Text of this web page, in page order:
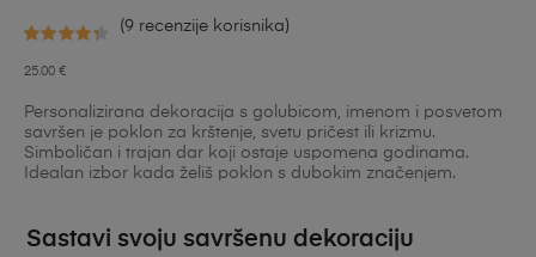
od
ukupno 5
(9 recenzije korisnika)
25.00 €
Personalizirana dekoracija s golubicom, imenom i posvetom
savršen je poklon za krštenje, svetu pričest ili krizmu.
Simboličan i trajan dar koji ostaje uspomena godinama.
Idealan izbor kada želiš poklon s dubokim značenjem.
Sastavi svoju savršenu dekoraciju